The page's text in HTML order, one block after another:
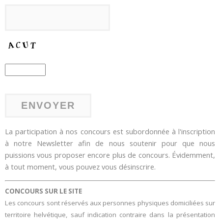
La participation à nos concours est subordonnée à l'inscription
à notre Newsletter afin de nous soutenir pour que nous
puissions vous proposer encore plus de concours. Évidemment,
à tout moment, vous pouvez vous désinscrire.
CONCOURS SUR LE SITE
Les concours sont réservés aux personnes physiques domiciliées sur
territoire helvétique, sauf indication contraire dans la présentation